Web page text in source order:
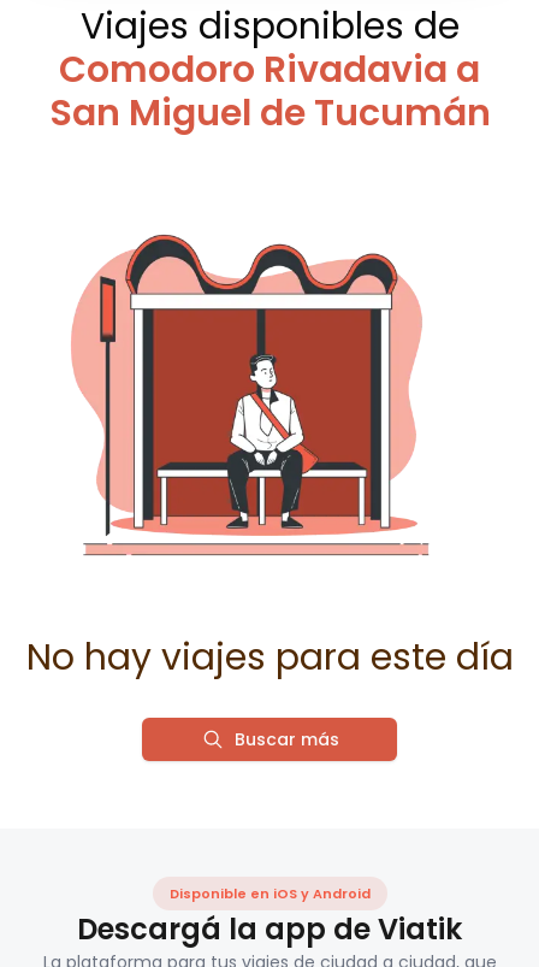
Viajes disponibles de
Comodoro Rivadavia a
San Miguel de Tucumán
No hay viajes para este día
Buscar más
Disponible en iOS y Android
Descargá la app de Viatik